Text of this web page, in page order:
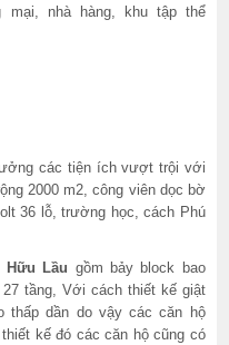
mại, nhà hàng, khu tập thể
các tiện ích vượt trội với
2000 m2, công viên dọc bờ
36 lỗ, trường học, cách Phú
Hữu Lầu gồm bảy block bao
tầng, Với cách thiết kế giật
thấp dần do vậy các căn hộ
kế đó các căn hộ cũng có